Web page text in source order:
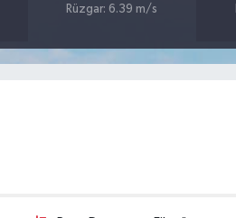
Rüzgar: 6.39 m/s